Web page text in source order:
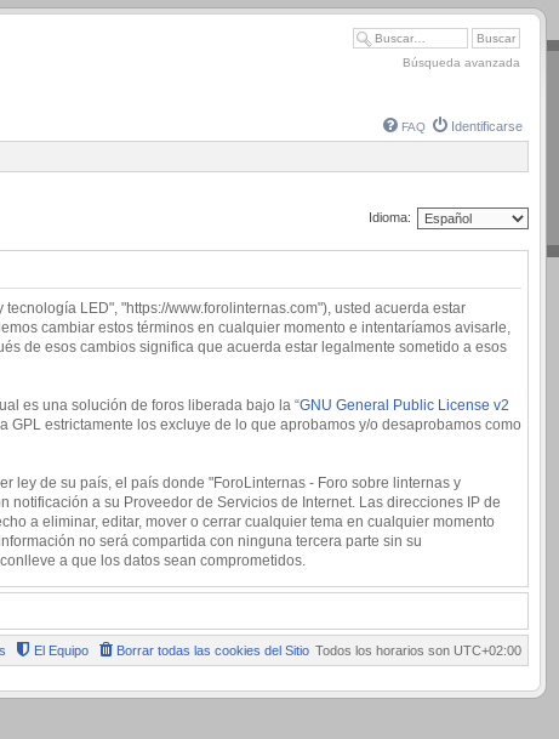
Búsqueda avanzada
FAQ Identificarse
Idioma:
LED", "https://www.forolinternas.com"), usted acuerda estar
cambiar estos términos en cualquier momento e intentaríamos avisarle,
de esos cambios significa que acuerda estar legalmente sometido a esos
es una solución de foros liberada bajo la “GNU General Public License v2
GPL estrictamente los excluye de lo que aprobamos y/o desaprobamos como
ley de su país, el país donde "ForoLinternas - Foro sobre linternas y
a su Proveedor de Servicios de Internet. Las direcciones IP de
a eliminar, editar, mover o cerrar cualquier tema en cualquier momento
no será compartida con ninguna tercera parte sin su
a que los datos sean comprometidos.
Todos los horarios son UTC+02:00
Borrar todas las cookies del Sitio
El Equipo